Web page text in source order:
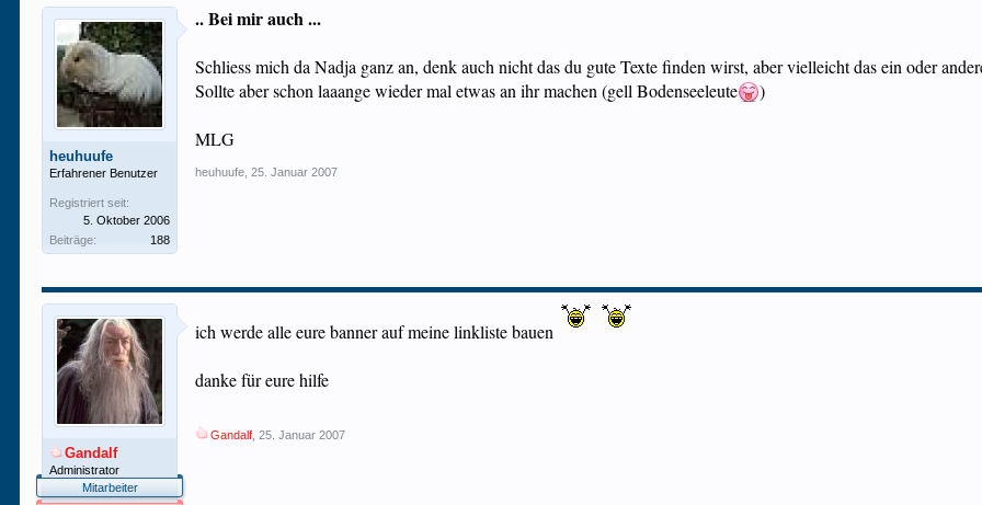
heuhuufe
Erfahrener Benutzer
Registriert seit:
5. Oktober 2006
Beiträge:
188
.. Bei mir auch ...
Schliess mich da Nadja ganz an, denk auch nicht das du gute Texte finden wirst, aber vielleicht das ein oder
Sollte aber schon laaange wieder mal etwas an ihr machen (gell Bodenseeleute
)
MLG
heuhuufe 25. Januar 2007
Gandalf
Administrator
Mitarbeiter
ich werde alle eure banner auf meine linkliste bauen
danke für eure hilfe
Gandalf 25. Januar 2007